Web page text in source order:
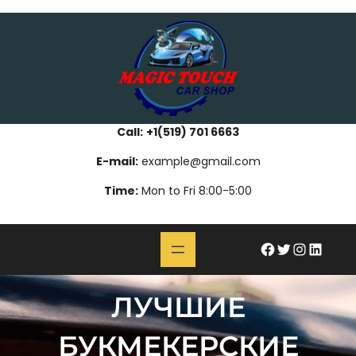
Call: +1(519) 701 6663
E-mail:example@gmail.com
Time: Mon to Fri 8:00-5:00
#Twitter InstagramLinkedIn
ЛУЧШИЕ
БУКМЕКЕРСКИЕ